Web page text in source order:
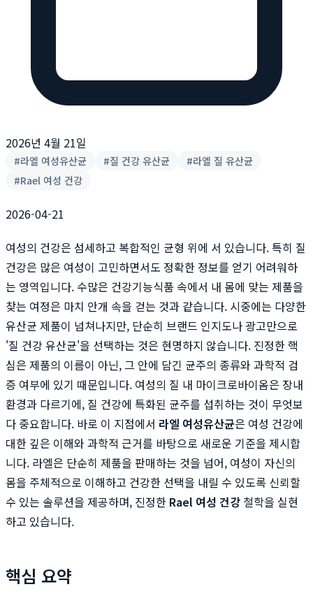
2026년 4월 21일
#라엘 여성유산균 #질 건강 유산균 #라엘 질 유산균
#Rael 여성 건강
2026-04-21
여성의 건강은 섬세하고 복합적인 균형 위에 서 있습니다. 특히 질
건강은 많은 여성이 고민하면서도 정확한 정보를 얻기 어려워하
는 영역입니다. 수많은 건강기능식품 속에서 내 몸에 맞는 제품을
찾는 여정은 마치 안개 속을 걷는 것과 같습니다. 시중에는 다양한
유산균 제품이 넘쳐나지만, 단순히 브랜드 인지도나 광고만으로
'질 건강 유산균'을 선택하는 것은 현명하지 않습니다. 진정한 핵
심은 제품의 이름이 아닌, 그 안에 담긴 균주의 종류와 과학적 검
증 여부에 있기 때문입니다. 여성의 질 내 마이크로바이옴은 장내
환경과 다르기에, 질 건강에 특화된 균주를 섭취하는 것이 무엇보
다 중요합니다. 바로 이 지점에서 라엘 여성유산균은 여성 건강에
대한 깊은 이해와 과학적 근거를 바탕으로 새로운 기준을 제시합
니다. 라엘은 단순히 제품을 판매하는 것을 넘어, 여성이 자신의
몸을 주체적으로 이해하고 건강한 선택을 내릴 수 있도록 신뢰할
수 있는 솔루션을 제공하며, 진정한 Rael 여성 건강 철학을 실현
하고 있습니다.
핵심 요약